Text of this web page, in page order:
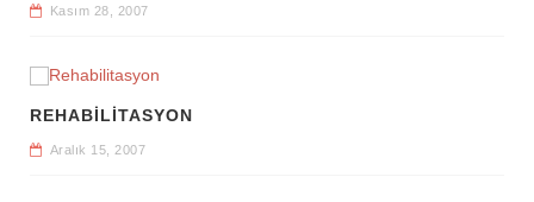
Kasım 28, 2007
REHABILITASYON
Aralık 15, 2007